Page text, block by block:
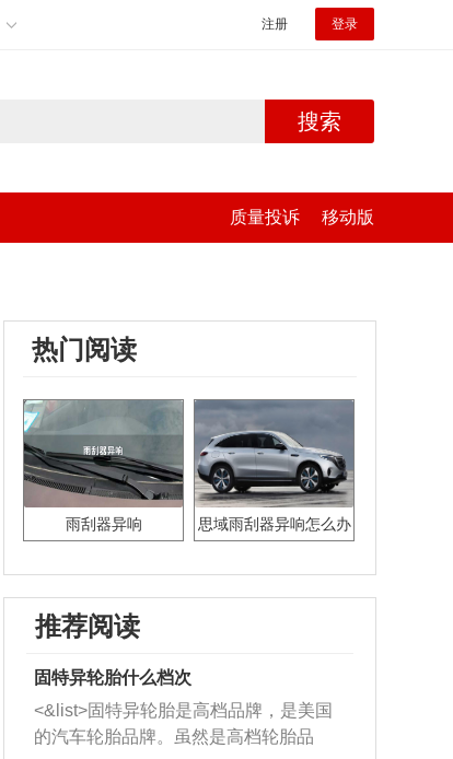
注册 登录
搜索
质量投诉 移动版
热门阅读
雨刮器异响 思域雨刮器异响怎么办
推荐阅读
固特异轮胎什么档次
<&list>固特异轮胎是高档品牌，是美国
的汽车轮胎品牌。虽然是高档轮胎品